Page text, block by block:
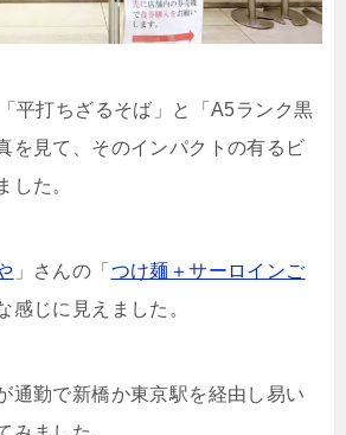
平打ちざるそば」と「A5ランク黒
を見て、そのインパクトの有るビ
した。
」さんの「 つけ麺＋サーロインご
感じに見えました。
通勤で新橋か東京駅を経由し易い